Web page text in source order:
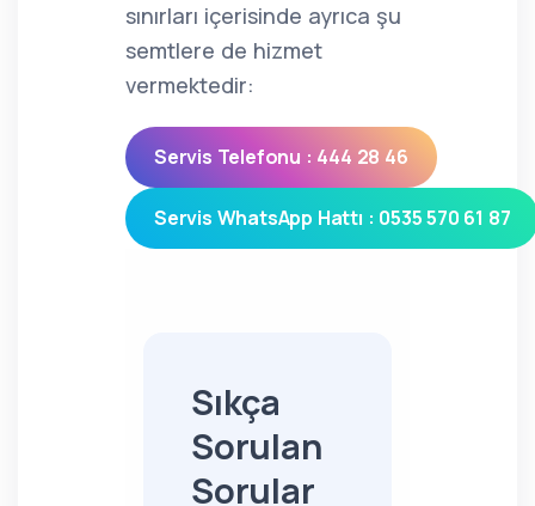
sınırları içerisinde ayrıca şu
semtlere de hizmet
vermektedir:
Servis Telefonu : 444 28 46
Servis WhatsApp Hattı : 0535 570 61 87
Sıkça
Sorulan
Sorular